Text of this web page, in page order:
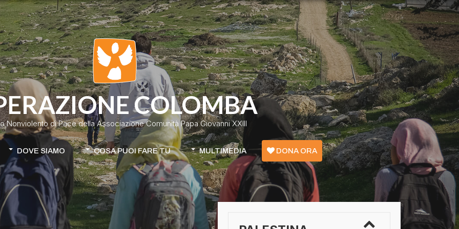
COLOMBA
Nonviolento di Pace della Associazione Comunità Papa Giovanni XXIII
DOVE SIAMO
Colombia
Cile-Mapuche
Emergenza Confini - Grecia
COSA PUOI FARE TU
Donazione classica
Donazione continuativa
Apri la tua raccolta fondi
MULTIMEDIA DONA ORA